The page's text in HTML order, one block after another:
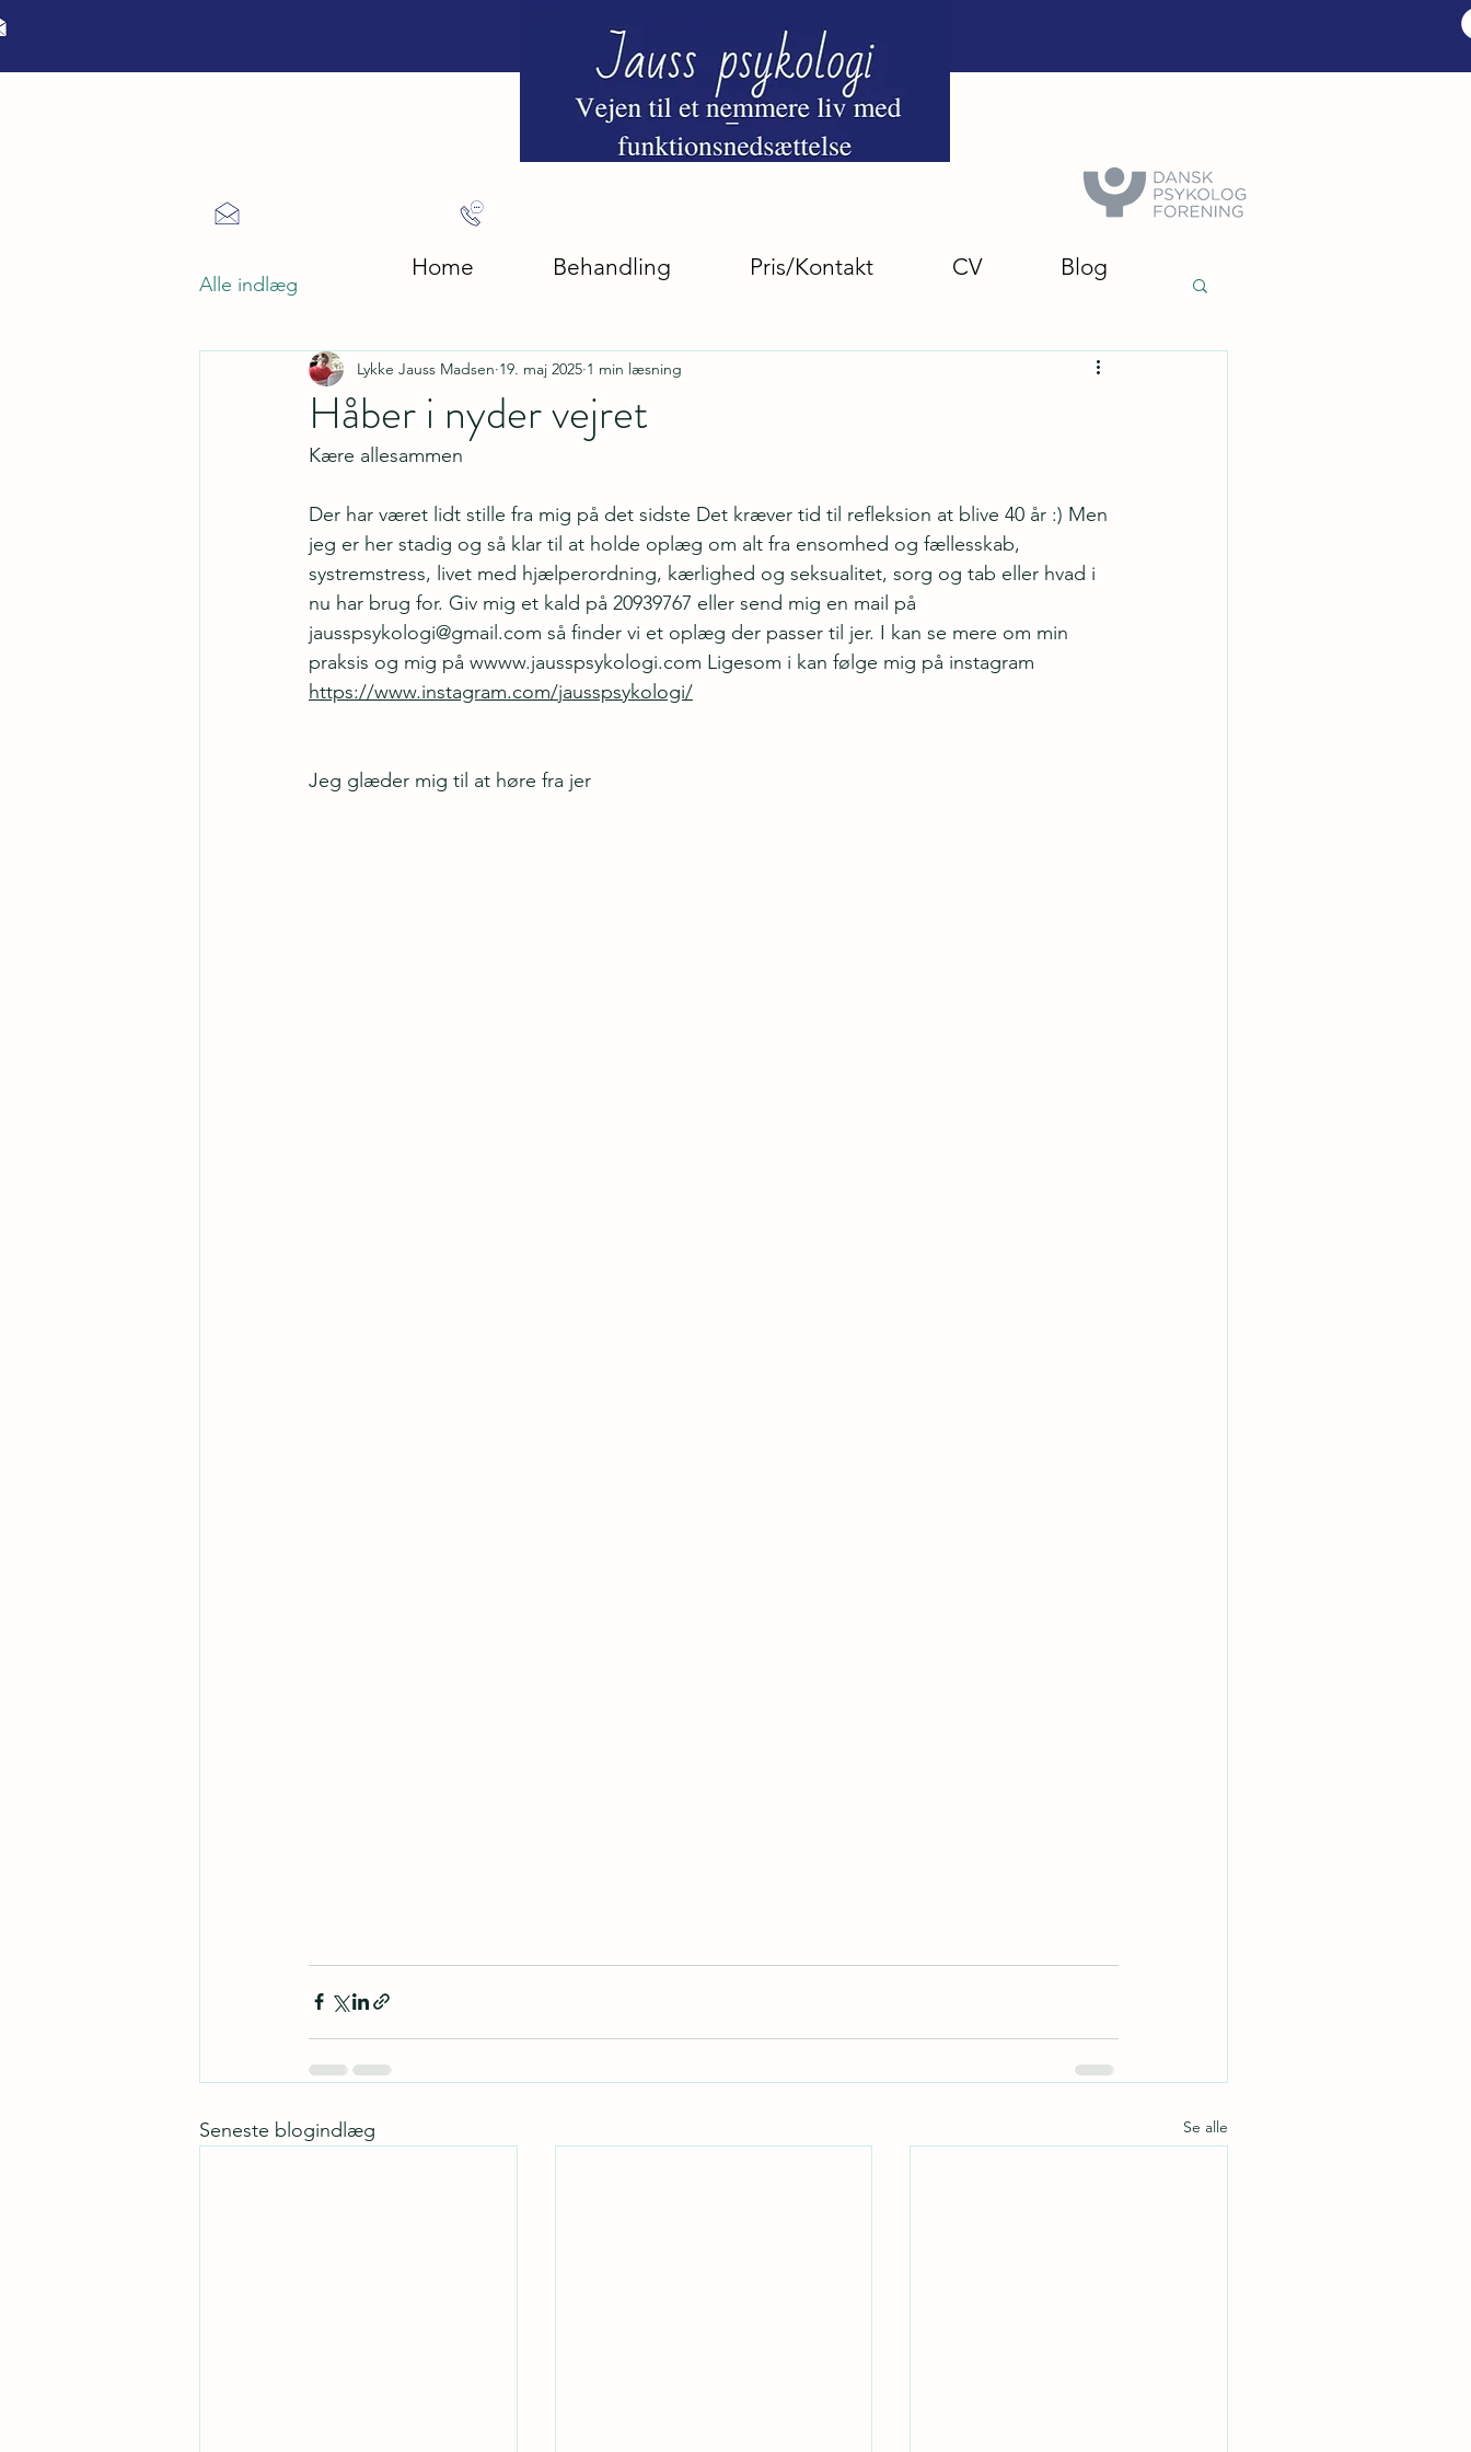
Alle indlæg
Håber i nyder vejret
Lykke Jauss Madsen 19. maj 2025 1 min læsning
Kære allesammen
Der har været lidt stille fra mig på det sidste Det kræver tid til refleksion at blive 40 år :) Men
jeg er her stadig og så klar til at holde oplæg om alt fra ensomhed og fællesskab,
systremstress, livet med hjælperordning, kærlighed og seksualitet, sorg og tab eller hvad i
nu har brug for. Giv mig et kald på 20939767 eller send mig en mail på
jausspsykologi@gmail.com så finder vi et oplæg der passer til jer. I kan se mere om min
praksis og mig på wwww.jausspsykologi.com Ligesom i kan følge mig på instagram
https://www.instagram.com/jausspsykologi/
Jeg glæder mig til at høre fra jer
Seneste blogindlæg Se alle
Home Behandling Pris/Kontakt CV Blog